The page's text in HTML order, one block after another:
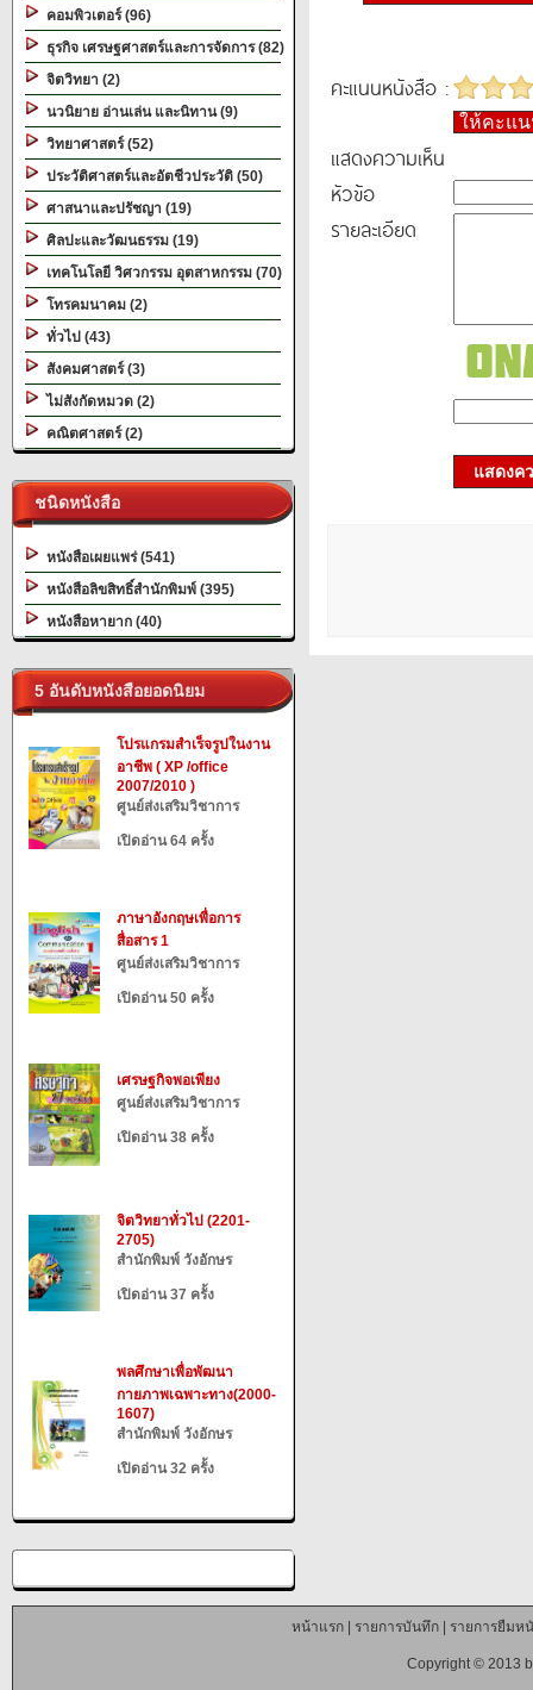
คอมพิวเตอร์ (96)
ธุรกิจ เศรษฐศาสตร์และการจัดการ (82)
จิตวิทยา (2)
นวนิยาย อ่านเล่น และนิทาน (9)
วิทยาศาสตร์ (52)
ประวัติศาสตร์และอัตชีวประวัติ (50)
ศาสนาและปรัชญา (19)
ศิลปะและวัฒนธรรม (19)
เทคโนโลยี วิศวกรรม อุตสาหกรรม (70)
โทรคมนาคม (2)
ทั่วไป (43)
สังคมศาสตร์ (3)
ไม่สังกัดหมวด (2)
คณิตศาสตร์ (2)
ชนิดหนังสือ
หนังสือเผยแพร่ (541)
หนังสือลิขสิทธิ์สำนักพิมพ์ (395)
หนังสือหายาก (40)
5 อันดับหนังสือยอดนิยม
โปรแกรมสำเร็จรูปในงาน
อาชีพ ( XP /office
2007/2010 )
ศูนย์ส่งเสริมวิชาการ
เปิดอ่าน 64 ครั้ง
ภาษาอังกฤษเพื่อการ
สื่อสาร 1
ศูนย์ส่งเสริมวิชาการ
เปิดอ่าน 50 ครั้ง
เศรษฐกิจพอเพียง
ศูนย์ส่งเสริมวิชาการ
เปิดอ่าน 38 ครั้ง
จิตวิทยาทั่วไป (2201-
2705)
สำนักพิมพ์ วังอักษร
เปิดอ่าน 37 ครั้ง
พลศึกษาเพื่อพัฒนา
กายภาพเฉพาะทาง(2000-
1607)
สำนักพิมพ์ วังอักษร
เปิดอ่าน 32 ครั้ง
คะแนนหนังสือ :
ให้คะแ
แสดงความเห็น
หัวข้อ
รายละเอียด
แสดงค
หน้าแรก| รายการบันทึก| รายการยืมห
Copyright © 2013